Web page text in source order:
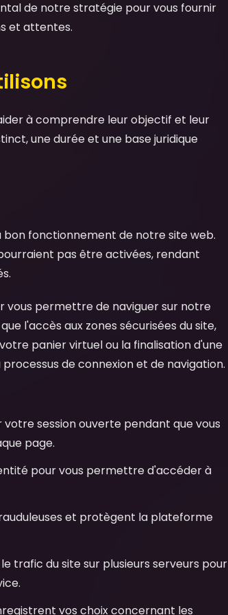
de notre stratégie pour vous fournir
et attentes.
à comprendre leur objectif et leur
une durée et une base juridique
bon fonctionnement de notre site web.
pas être activées, rendant
vous permettre de naviguer sur notre
l'accès aux zones sécurisées du site,
panier virtuel ou la finalisation d'une
de connexion et de navigation.
session ouverte pendant que vous
page.
pour vous permettre d'accéder à
et protègent la plateforme
trafic du site sur plusieurs serveurs pour
vos choix concernant les